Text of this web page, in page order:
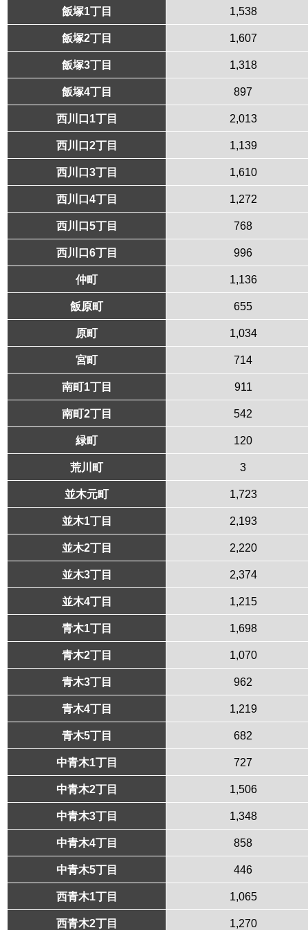
飯塚1丁目 1,538
飯塚2丁目 1,607
飯塚3丁目 1,318
飯塚4丁目 897
西川口1丁目 2,013
西川口2丁目 1,139
西川口3丁目 1,610
西川口4丁目 1,272
西川口5丁目 768
西川口6丁目 996
仲町 1,136
飯原町 655
原町 1,034
宮町 714
南町1丁目 911
南町2丁目 542
緑町 120
荒川町 3
並木元町 1,723
並木1丁目 2,193
並木2丁目 2,220
並木3丁目 2,374
並木4丁目 1,215
青木1丁目 1,698
青木2丁目 1,070
青木3丁目 962
青木4丁目 1,219
青木5丁目 682
中青木1丁目 727
中青木2丁目 1,506
中青木3丁目 1,348
中青木4丁目 858
中青木5丁目 446
西青木1丁目 1,065
西青木2丁目 1,270